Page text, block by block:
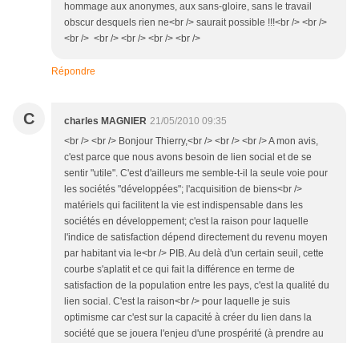
hommage aux anonymes, aux sans-gloire, sans le travail
obscur desquels rien ne<br /> saurait possible !!!<br /> <br />
<br /> <br /> <br /> <br /> <br />
Répondre
C charles MAGNIER 21/05/2010 09:35
<br /> <br /> Bonjour Thierry,<br /> <br /> <br /> A mon avis,
c'est parce que nous avons besoin de lien social et de se
sentir "utile". C'est d'ailleurs me semble-t-il la seule voie pour
les sociétés "développées"; l'acquisition de biens<br />
matériels qui facilitent la vie est indispensable dans les
sociétés en développement; c'est la raison pour laquelle
l'indice de satisfaction dépend directement du revenu moyen
par habitant via le<br /> PIB. Au delà d'un certain seuil, cette
courbe s'aplatit et ce qui fait la différence en terme de
satisfaction de la population entre les pays, c'est la qualité du
lien social. C'est la raison<br /> pour laquelle je suis
optimisme car c'est sur la capacité à créer du lien dans la
société que se jouera l'enjeu d'une prospérité (à prendre au